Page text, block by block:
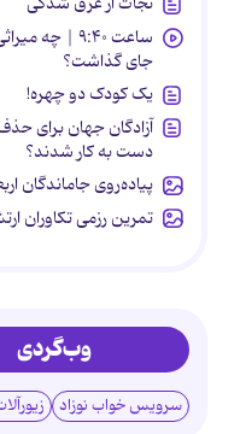
ساعت ۹:۴۰ | چه
جای گذاشت؟
یک کودک دو چهره!
آزادگان جهان برای
دست به کار شدند؟
پیاده‌روی جاماندگان
تمرین رزمی تکاوران
وب‌گردی
سرویس خواب نوزاد